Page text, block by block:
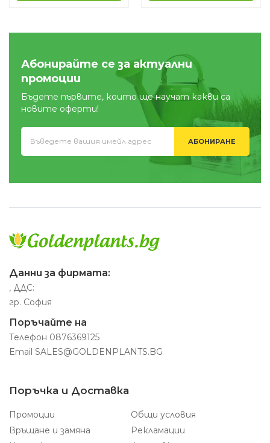
Абонирайте се за актуални
промоции
Бъдете първите, които ще научат какви са
новите оферти!
АБОНИРАНЕ
Данни за фирмата:
, ДДС:
гр. София
Поръчайте на
Телефон 0876369125
Email SALES@GOLDENPLANTS.BG
Поръчка и Доставка
Промоции
Общи условия
Връщане и замяна
Рекламации